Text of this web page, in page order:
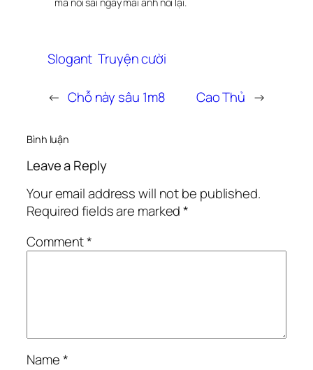
Slogant Truyện cười
← Chỗ này sâu 1m8 Cao Thủ →
Bình luận
Leave a Reply
Your email address will not be published.
Required fields are marked*
Comment*
Name*